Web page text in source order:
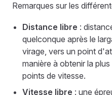
Remarques sur les
Distance libre :
quelconque après le
virage, vers un point
manière à obtenir la
points de vitesse.
Vitesse libre : une